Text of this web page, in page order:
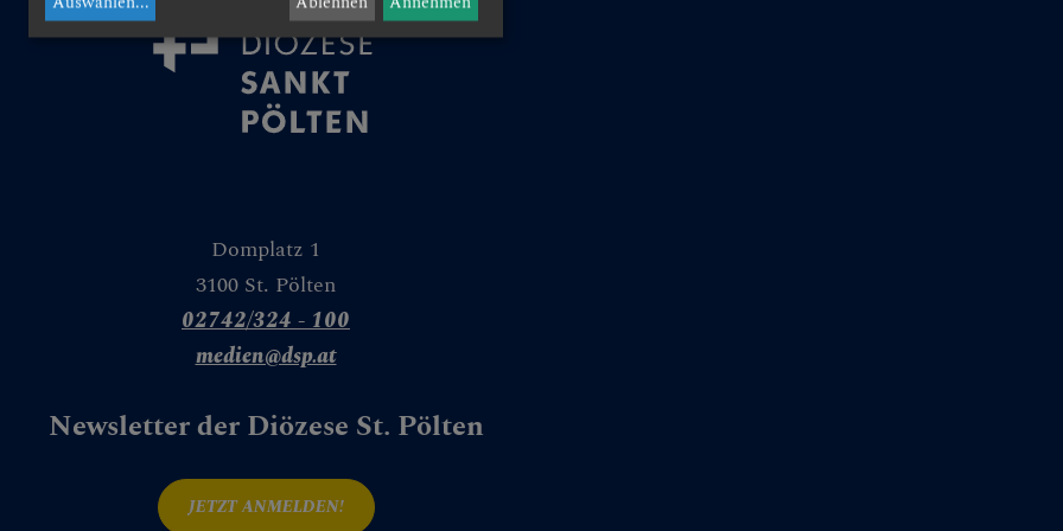
der Kirchen
Hippolyt
& Denkmalpflege
Domplatz 1
3100 St. Pölten
02742/324 - 100
medien@dsp.at
Newsletter der Diözese St. Pölten
JETZT ANMELDEN!